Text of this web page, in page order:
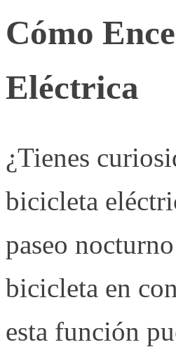
Cómo
Eléctrica
¿Tienes
bicicleta
paseo
bicicleta en
esta función